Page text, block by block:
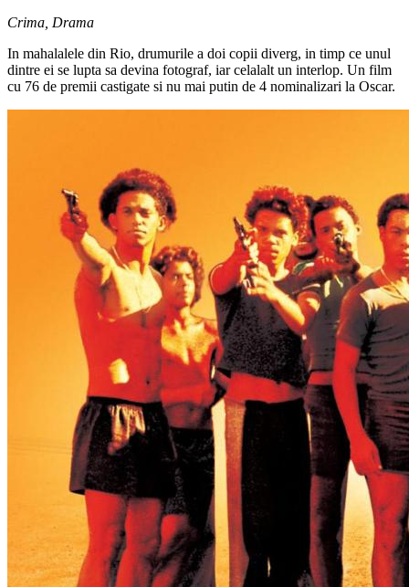
Crima, Drama
In mahalalele din Rio, drumurile a doi copii diverg, in timp ce unul
dintre ei se lupta sa devina fotograf, iar celalalt un interlop. Un film
cu 76 de premii castigate si nu mai putin de 4 nominalizari la Oscar.